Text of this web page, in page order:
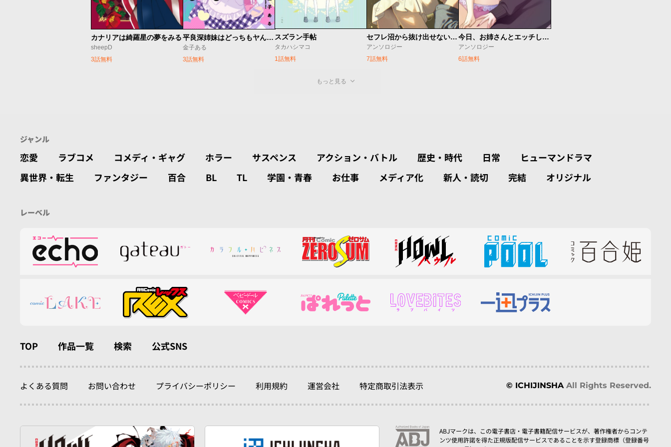
カナリアは綺羅星の夢をみる
sheepD
3話無料
平良深姉妹はどっちもヤんでる
金子ある
3話無料
スズラン手帖
タカハシマコ
1話無料
セフレ沼から抜け出せないっ！百合えっちアンソロジー
アンソロジー
7話無料
今日、お姉さんとエッチしない？ 百合アンソロジー
アンソロジー
6話無料
もっと見る
ジャンル
恋愛 ラブコメ コメディ・ギャグ ホラー サスペンス アクション・バトル 歴史・時代 日常
ヒューマンドラマ
異世界・転生
ファンタジー 百合 BL TL 学園・青春 お仕事 メディア化 新人・読切 完結 オリジナル
レーベル
TOP 作品一覧 検索 公式SNS
よくある質問 お問い合わせ プライバシーポリシー 利用規約 運営会社 特定商取引法表示 © ICHIJINSHA All Rights Reserved.
ABJマークは、この電子書店・電子書籍配信サービスが、著作権者からコンテ
ンツ使用許諾を得た正規版配信サービスであることを示す登録商標（登録番号